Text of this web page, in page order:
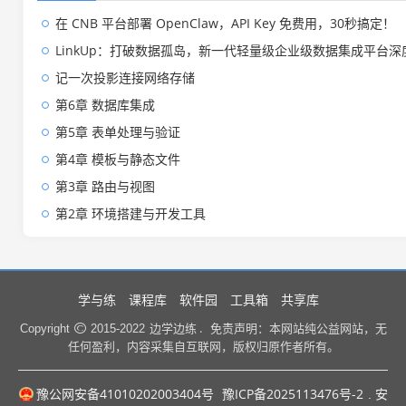
在 CNB 平台部署 OpenClaw，API Key 免费用，30秒搞定！
LinkUp：打破数据孤岛，新一代轻量级企业级数据集成平台深
记一次投影连接网络存储
第6章 数据库集成
第5章 表单处理与验证
第4章 模板与静态文件
第3章 路由与视图
第2章 环境搭建与开发工具
学与练 课程库 软件园 工具箱 共享库
Copyright 2015-2022 边学边练 .
免责声明：本网站纯公益网站，无
任何盈利，内容采集自互联网，版权归原作者所有。
豫公网安备41010202003404号 豫ICP备2025113476号-2
. 安